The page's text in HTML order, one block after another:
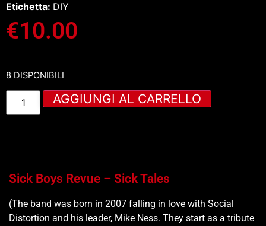
Etichetta: DIY
€10.00
8 DISPONIBILI
AGGIUNGI AL CARRELLO
Sick Boys Revue – Sick Tales
(The band was born in 2007 falling in love with Social
Distortion and his leader, Mike Ness. They start as a tribute